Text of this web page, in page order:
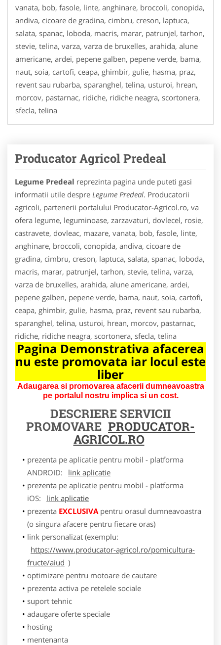
vanata, bob, fasole, linte, anghinare, broccoli, conopida,
andiva, cicoare de gradina, cimbru, creson, laptuca,
salata, spanac, loboda, macris, marar, patrunjel, tarhon,
stevie, telina, varza, varza de bruxelles, arahida, alune
americane, ardei, pepene galben, pepene verde, bama,
naut, soia, cartofi, ceapa, ghimbir, gulie, hasma, praz,
revent sau rubarba, sparanghel, telina, usturoi, hrean,
morcov, pastarnac, ridiche, ridiche neagra, scortonera,
sfecla, telina
Producator Agricol Predeal
Legume Predeal reprezinta pagina unde puteti gasi
informatii utile despre Legume Predeal. Producatorii
agricoli, partenerii portalului Producator-Agricol.ro, va
ofera legume, leguminoase, zarzavaturi, dovlecel, rosie,
castravete, dovleac, mazare, vanata, bob, fasole, linte,
anghinare, broccoli, conopida, andiva, cicoare de
gradina, cimbru, creson, laptuca, salata, spanac, loboda,
macris, marar, patrunjel, tarhon, stevie, telina, varza,
varza de bruxelles, arahida, alune americane, ardei,
pepene galben, pepene verde, bama, naut, soia, cartofi,
ceapa, ghimbir, gulie, hasma, praz, revent sau rubarba,
sparanghel, telina, usturoi, hrean, morcov, pastarnac,
ridiche, ridiche neagra, scortonera, sfecla, telina
Pagina Demonstrativa afacerea
nu este promovata iar locul este
liber
Adaugarea si promovarea afacerii dumneavoastra
pe portalul nostru implica si un cost.
DESCRIERE SERVICII
PROMOVARE PRODUCATOR-
AGRICOL.RO
prezenta pe aplicatie pentru mobil - platforma
ANDROID:
link aplicatie
prezenta pe aplicatie pentru mobil - platforma
iOS:
link aplicatie
prezenta EXCLUSIVApentru orasul dumneavoastra
(o singura afacere pentru fiecare oras)
link personalizat (exemplu:
https://www.producator-agricol.ro/pomicultura-
fructe/aiud )
optimizare pentru motoare de cautare
prezenta activa pe retelele sociale
suport tehnic
adaugare oferte speciale
hosting
mentenanta